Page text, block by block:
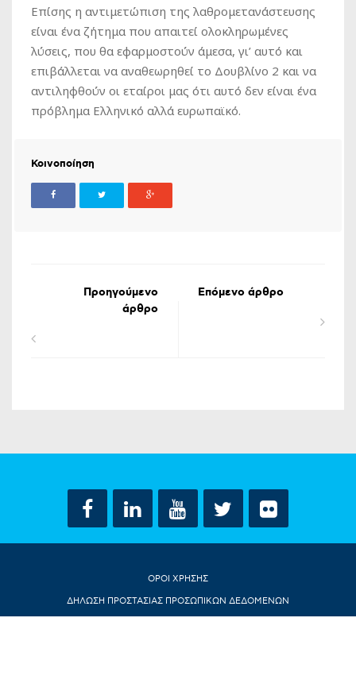
Επίσης η αντιμετώπιση της λαθρομετανάστευσης
είναι ένα ζήτημα που απαιτεί ολοκληρωμένες
λύσεις, που θα εφαρμοστούν άμεσα, γι’ αυτό και
επιβάλλεται να αναθεωρηθεί το Δουβλίνο 2 και να
αντιληφθούν οι εταίροι μας ότι αυτό δεν είναι ένα
πρόβλημα Ελληνικό αλλά ευρωπαϊκό.
Κοινοποίηση
Προηγούμενο
άρθρο
Επόμενο άρθρο
ΟΡΟΙ ΧΡΗΣΗΣ
ΔΗΛΩΣΗ ΠΡΟΣΤΑΣΙΑΣ ΠΡΟΣΩΠΙΚΩΝ ΔΕΔΟΜΕΝΩΝ